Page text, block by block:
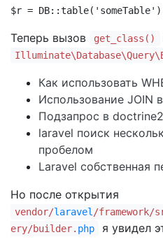
$r =
Теперь вызов get_class()
Как использовать
Использование JOIN
Подзапрос в
laravel поиск
пробелом
Laravel собственная
Но после открытия
vendor/laravel /framework/
ery/builder. php я увидел